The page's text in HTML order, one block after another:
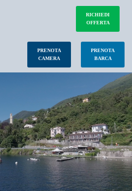
RICHIEDI
OFFERTA
PRENOTA
CAMERA
PRENOTA
BARCA